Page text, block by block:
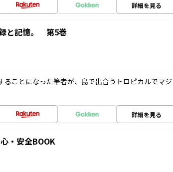
詳細を見る
と記憶。 第5巻
ことになった筆者が、島で出合うトロピカルでマジ
詳細を見る
・安全BOOK